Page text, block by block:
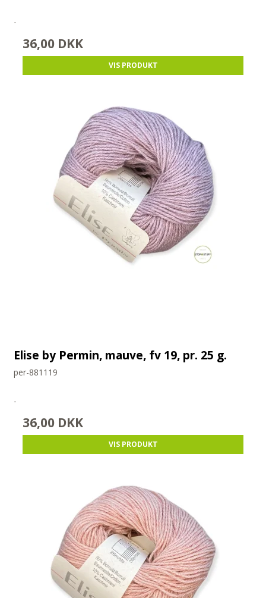
-
36,00 DKK
VIS PRODUKT
Elise by Permin, mauve, fv 19, pr. 25 g.
per-881119
-
36,00 DKK
VIS PRODUKT